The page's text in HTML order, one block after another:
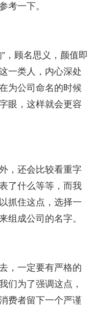
考一下。
，顾名思义，颜值即
一类人，内心深处
为公司命名的时候
眼，这样就会更容
，还会比较看重字
了什么等等，而我
抓住这点，选择一
组成公司的名字。
，一定要有严格的
们为了强调这点，
费者留下一个严谨